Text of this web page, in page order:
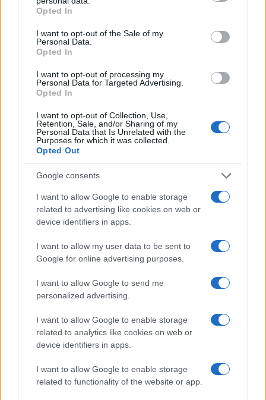
grant or deny consent to Google and its third-party tags to
use your data for below specified purposes in below Google
consent section.
Opted In
I want to opt-out of the Sale of my
Personal Data.
Opted In
I want to opt-out of processing my
Personal Data for Targeted Advertising.
Opted In
I want to opt-out of Collection, Use,
Retention, Sale, and/or Sharing of my
Personal Data that Is Unrelated with the
Purposes for which it was collected.
Opted Out
Google consents
I want to allow Google to enable storage
related to advertising like cookies on web or
device identifiers in apps.
I want to allow my user data to be sent to
Google for online advertising purposes.
I want to allow Google to send me
personalized advertising.
I want to allow Google to enable storage
related to analytics like cookies on web or
device identifiers in apps.
I want to allow Google to enable storage
related to functionality of the website or app.
Precedente
milioni, affare
saltato. Minacce
del broker: “Ti
faccio staccare la
testa”
Aurora Panci
l’intervista, “Sono
a questo”
Tag: Corso Trieste live
ARTICOLI CORRELATI
le voci di crisi